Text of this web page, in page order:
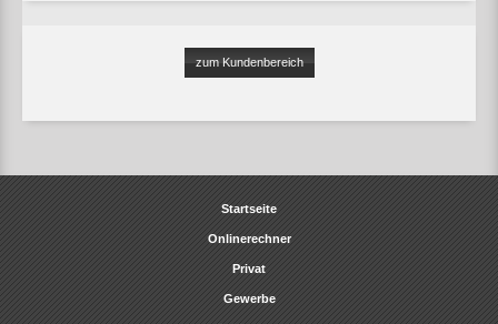
zum Kundenbereich
Startseite
Onlinerechner
Privat
Gewerbe